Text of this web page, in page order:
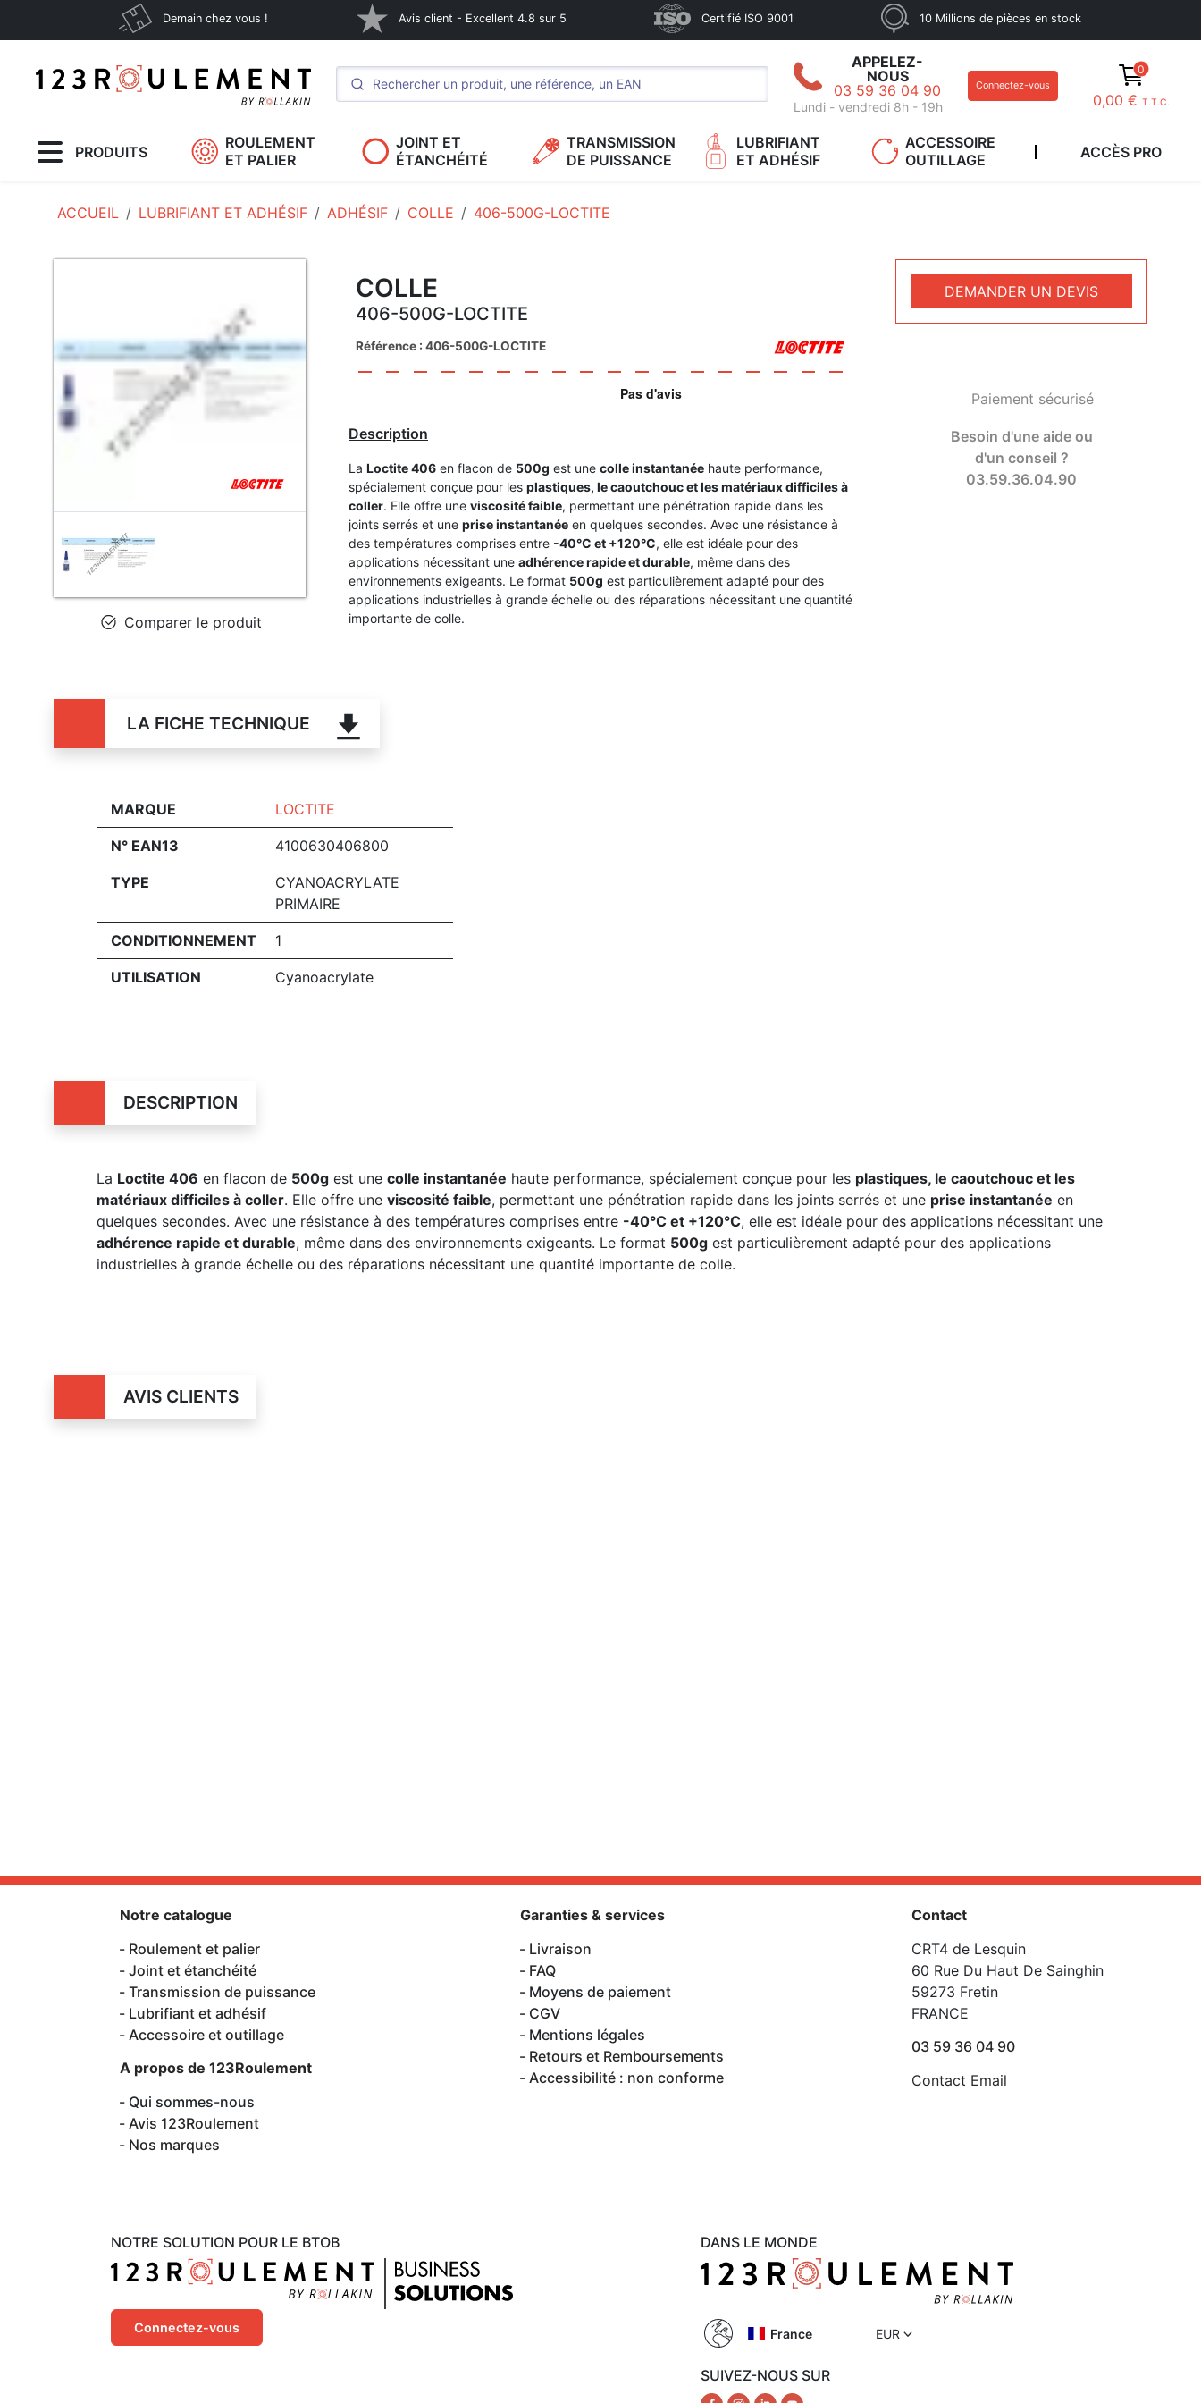
Demain chez vous ! Avis client - Excellent 4.8 sur 5 Certifié ISO 9001 10 Millions de pièces en stock
APPELEZ-
NOUS
03 59 36 04 90
Lundi - vendredi 8h - 19h
Connectez-vous
0
0,00 € T.T.C.
PRODUITS
ROULEMENT
ET PALIER
JOINT ET
ÉTANCHÉITÉ
TRANSMISSION
DE PUISSANCE
LUBRIFIANT
ET ADHÉSIF
ACCESSOIRE
OUTILLAGE
ACCÈS PRO
ACCUEIL LUBRIFIANT ET ADHÉSIF ADHÉSIF COLLE 406-500G-LOCTITE
Comparer le produit
COLLE
406-500G-LOCTITE
Référence : 406-500G-LOCTITE
Description
La Loctite 406 en flacon de 500g est une colle instantanée haute performance,
spécialement conçue pour les plastiques, le caoutchouc et les matériaux difficiles à
coller. Elle offre une viscosité faible, permettant une pénétration rapide dans les
joints serrés et une prise instantanée en quelques secondes. Avec une résistance à
des températures comprises entre -40°C et +120°C, elle est idéale pour des
applications nécessitant une adhérence rapide et durable, même dans des
environnements exigeants. Le format 500g est particulièrement adapté pour des
applications industrielles à grande échelle ou des réparations nécessitant une quantité
importante de colle.
DEMANDER UN DEVIS
Paiement sécurisé
Besoin d'une aide ou
d'un conseil ?
03.59.36.04.90
LA FICHE TECHNIQUE
MARQUE LOCTITE
N° EAN13 4100630406800
TYPE
CYANOACRYLATE
PRIMAIRE
CONDITIONNEMENT 1
UTILISATION Cyanoacrylate
DESCRIPTION
La Loctite 406 en flacon de 500g est une colle instantanée haute performance, spécialement conçue pour les plastiques, le caoutchouc et les
matériaux difficiles à coller. Elle offre une viscosité faible, permettant une pénétration rapide dans les joints serrés et une prise instantanée en
quelques secondes. Avec une résistance à des températures comprises entre -40°C et +120°C, elle est idéale pour des applications nécessitant une
adhérence rapide et durable, même dans des environnements exigeants. Le format 500g est particulièrement adapté pour des applications
industrielles à grande échelle ou des réparations nécessitant une quantité importante de colle.
AVIS CLIENTS
NOTRE SOLUTION POUR LE BTOB
Connectez-vous
Notre catalogue
Roulement et palier
Joint et étanchéité
Transmission de puissance
Lubrifiant et adhésif
Accessoire et outillage
A propos de 123Roulement
Qui sommes-nous
Avis 123Roulement
Nos marques
Garanties & services
Livraison
FAQ
Moyens de paiement
CGV
Mentions légales
Retours et Remboursements
Accessibilité : non conforme
Contact
CRT4 de Lesquin
60 Rue Du Haut De Sainghin
59273 Fretin
FRANCE
03 59 36 04 90
Contact Email
DANS LE MONDE
France EUR
SUIVEZ-NOUS SUR